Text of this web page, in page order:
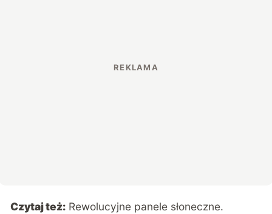
Czytaj też: Rewolucyjne panele słoneczne.